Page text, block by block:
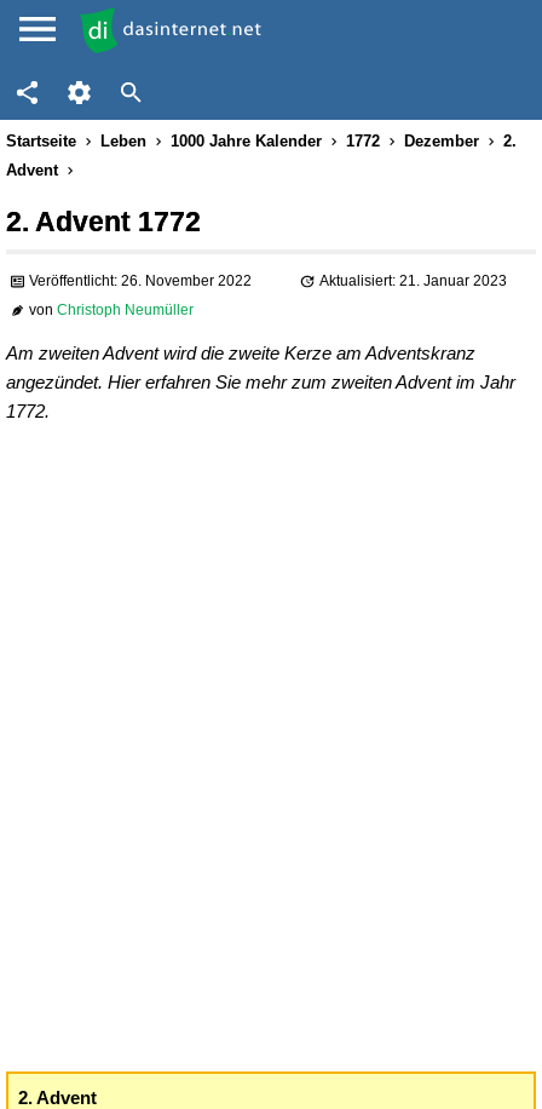
Startseite Leben 1000 Jahre Kalender 1772 Dezember
2.
Advent
2. Advent 1772
Veröffentlicht: 26. November 2022
Aktualisiert: 21. Januar 2023
vonChristoph Neumüller
Am zweiten Advent wird die zweite Kerze am Adventskranz
angezündet. Hier erfahren Sie mehr zum zweiten Advent im Jahr
1772.
2. Advent